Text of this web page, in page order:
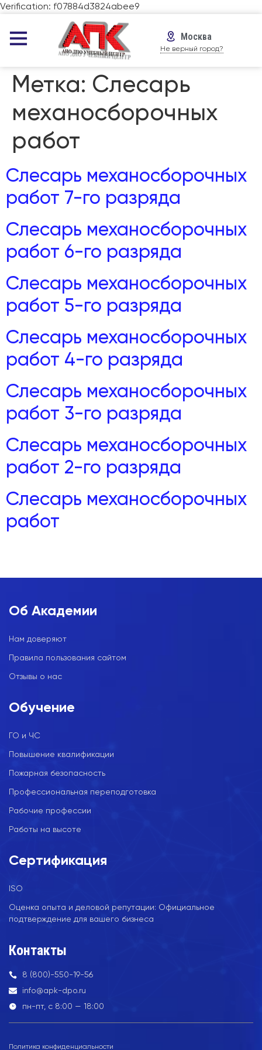
Verification: f07884d3824abee9
Москва
Не верный город?
Метка: Слесарь
механосборочных
работ
Слесарь механосборочных
работ 7-го разряда
Слесарь механосборочных
работ 6-го разряда
Слесарь механосборочных
работ 5-го разряда
Слесарь механосборочных
работ 4-го разряда
Слесарь механосборочных
работ 3-го разряда
Слесарь механосборочных
работ 2-го разряда
Слесарь механосборочных
работ
Об Академии
Нам доверяют
Правила пользования сайтом
Отзывы о нас
Обучение
ГО и ЧС
Повышение квалификации
Пожарная безопасность
Профессиональная переподготовка
Рабочие профессии
Работы на высоте
Сертификация
ISO
Оценка опыта и деловой репутации: Официальное
подтверждение для вашего бизнеса
Контакты
8 (800)-550-19-56
info@apk-dpo.ru
пн-пт, с 8:00 — 18:00
Политика конфиденциальности